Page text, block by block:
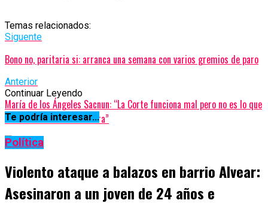
Temas relacionados:
Siguente
Bono no, paritaria si: arranca una semana con varios gremios de paro
Anterior
María de los Ángeles Sacnun: “La Corte funciona mal pero no es lo que
estamos discutiendo ahora”
Continuar Leyendo
Te podría interesar...
Política
Violento ataque a balazos en barrio Alvear:
Asesinaron a un joven de 24 años e